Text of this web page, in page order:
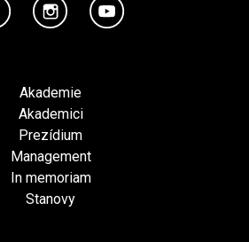
Akademie
Akademici
Prezídium
Management
In memoriam
Stanovy